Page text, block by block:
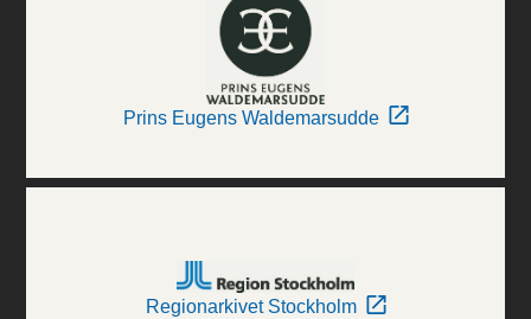
Prins Eugens Waldemarsudde
Regionarkivet Stockholm